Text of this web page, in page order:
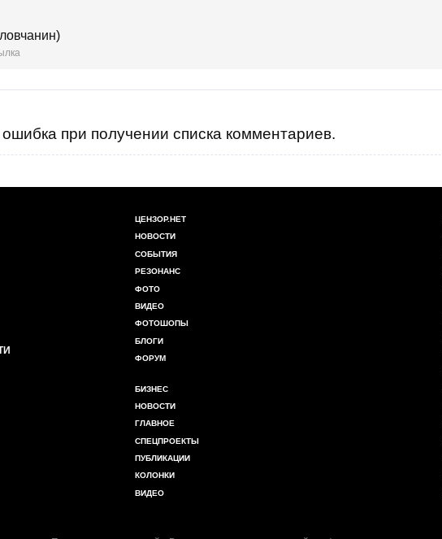
при получении списка комментариев.
ЦЕНЗОР.НЕТ
НОВОСТИ
СОБЫТИЯ
РЕЗОНАНС
ФОТО
ВИДЕО
ФОТОШОПЫ
БЛОГИ
ФОРУМ
БИЗНЕС
НОВОСТИ
ГЛАВНОЕ
СПЕЦПРОЕКТЫ
ПУБЛИКАЦИИ
КОЛОНКИ
ВИДЕО